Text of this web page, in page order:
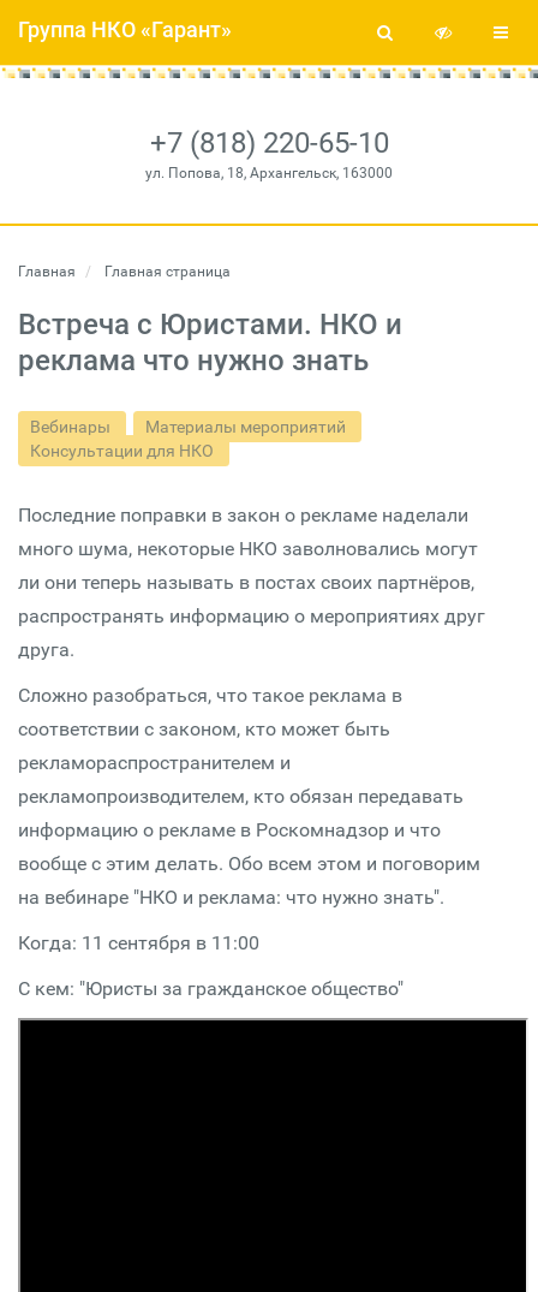
+7 (818) 220-65-10
ул. Попова, 18, Архангельск, 163000
Группа НКО «Гарант»
Главная Главная страница
Встреча с Юристами. НКО и
реклама что нужно знать
Вебинары
Материалы мероприятий
Консультации для НКО
Последние поправки в закон о рекламе наделали
много шума, некоторые НКО заволновались могут
ли они теперь называть в постах своих партнёров,
распространять информацию о мероприятиях друг
друга.
Сложно разобраться, что такое реклама в
соответствии с законом, кто может быть
рекламораспространителем и
рекламопроизводителем, кто обязан передавать
информацию о рекламе в Роскомнадзор и что
вообще с этим делать. Обо всем этом и поговорим
на вебинаре "НКО и реклама: что нужно знать".
Когда: 11 сентября в 11:00
С кем: "Юристы за гражданское общество"